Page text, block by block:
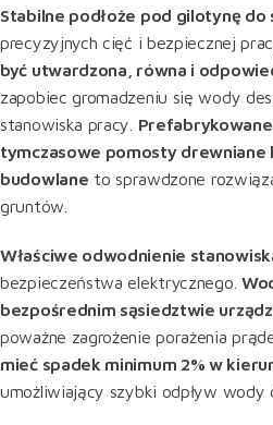
Stabilne podłoże pod gilotynę do
precyzyjnych cięć i bezpiecznej
być utwardzona, równa i
zapobiec gromadzeniu się wody
stanowiska pracy.
tymczasowe pomosty drewniane
budowlane to sprawdzone
gruntów
Właściwe odwodnienie
bezpieczeństwa elektrycznego.
bezpośrednim sąsiedztwie
poważne zagrożenie porażenia
mieć spadek minimum 2% w
umożliwiający szybki odpływ wody